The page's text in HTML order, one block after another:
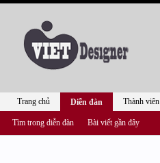
Trang chủ Diễn đàn
Tìm trong diễn đàn Bài viết gần đây
Thành viên